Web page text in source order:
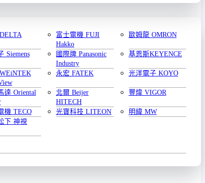
富士電機 FUJI
Hakko
歐姆龍 OMRON
Siemens
國際牌 Panasonic
Industry
基恩斯KEYENCE
永宏 FATEK 光洋電子 KOYO
達 Oriental
北爾 Beijer
HITECH
豐煒 VIGOR
機 TECO 光寶科技 LITEON
明緯 MW
下 神視